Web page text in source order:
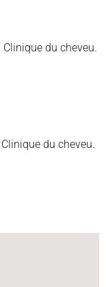
du cheveu.
du cheveu.